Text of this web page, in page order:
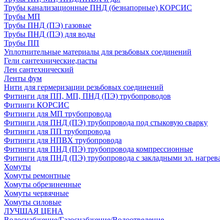
Трубы канализационные ПНД (безнапорные) КОРСИС
Трубы МП
Трубы ПНД (ПЭ) газовые
Трубы ПНД (ПЭ) для воды
Трубы ПП
Уплотнительные материалы для резьбовых соединений
Гели сантехнические,пасты
Лен сантехнический
Ленты фум
Нити для гермеризации резьбовых соединений
Фитинги для ПП, МП, ПНД (ПЭ) трубопроводов
Фитинги КОРСИС
Фитинги для МП трубопровода
Фитинги для ПНД (ПЭ) трубопровода под стыковую сварку
Фитинги для ПП трубопровода
Фитинги для НПВХ трубопровода
Фитинги для ПНД (ПЭ) трубопровода компрессионные
Фитинги для ПНД (ПЭ) трубопровода с закладными эл.
Хомуты
Хомуты ремонтные
Хомуты обрезиненные
Хомуты червячные
Хомуты силовые
ЛУЧШАЯ ЦЕНА